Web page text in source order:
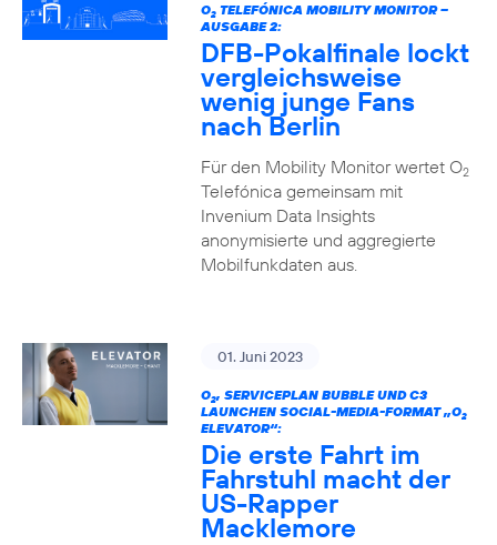
O2TELEFÓNICA MOBILITY MONITOR –
AUSGABE 2:
DFB-Pokalfinale lockt
vergleichsweise
wenig junge Fans
nach Berlin
Für den Mobility Monitor wertet O2
Telefónica gemeinsam mit
Invenium Data Insights
anonymisierte und aggregierte
Mobilfunkdaten aus.
01. Juni 2023
O2, SERVICEPLAN BUBBLE UND C3
LAUNCHEN SOCIAL-MEDIA-FORMAT „O2
ELEVATOR“:
Die erste Fahrt im
Fahrstuhl macht der
US-Rapper
Macklemore